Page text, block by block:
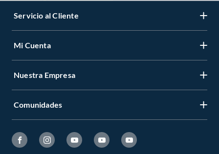
Servicio al Cliente
Mi Cuenta
Nuestra Empresa
Comunidades